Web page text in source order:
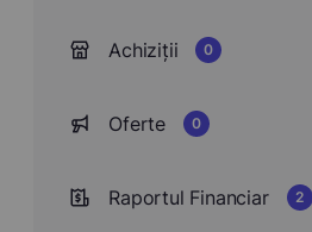
Achiziții 0
Oferte 0
Raportul Financiar 2